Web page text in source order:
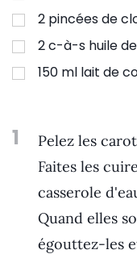
2 pincées de
2c-à-s huile
150 ml lait de
1
Pelez les
Faites les
casserole
Quand elles
égouttez-les